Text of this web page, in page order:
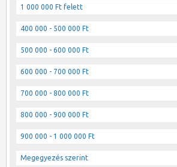
1 000 000 Ft felett
400 000 - 500 000 Ft
500 000 - 600 000 Ft
600 000 - 700 000 Ft
700 000 - 800 000 Ft
800 000 - 900 000 Ft
900 000 - 1 000 000 Ft
Megegyezés szerint